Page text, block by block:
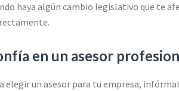
haya algún cambio legislativo que te
en un asesor
elegir un asesor para tu empresa,